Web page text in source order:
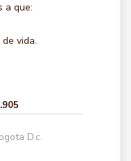
a que:
vida.
D.c.